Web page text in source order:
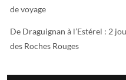
de voyage
De Draguignan à l’Estérel : 2
des Roches Rouges